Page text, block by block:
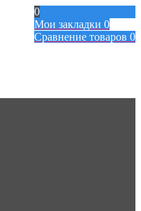
0
Мои закладки 0
Сравнение товаров 0